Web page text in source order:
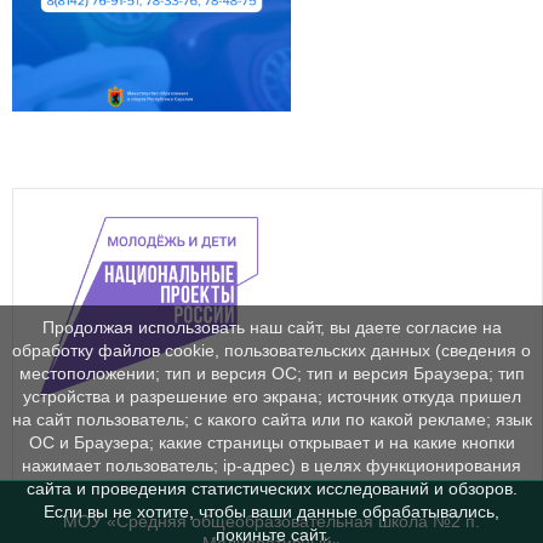
МОУ «Средняя общеобразовательная школа №2 п.
Продолжая использовать наш сайт, вы даете согласие на
обработку файлов cookie, пользовательских данных (сведения о
местоположении; тип и версия ОС; тип и версия Браузера; тип
устройства и разрешение его экрана; источник откуда пришел
на сайт пользователь; с какого сайта или по какой рекламе; язык
ОС и Браузера; какие страницы открывает и на какие кнопки
нажимает пользователь; ip-адрес) в целях функционирования
сайта и проведения статистических исследований и обзоров.
Если вы не хотите, чтобы ваши данные обрабатывались,
покиньте сайт.